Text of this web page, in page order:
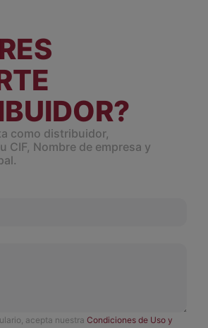
como distribuidor,
CIF, Nombre de empresa y
acepta nuestra Condiciones de Uso y